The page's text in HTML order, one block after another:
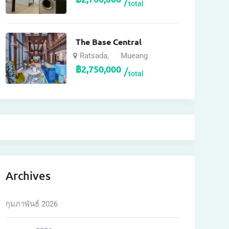
total
The Base Central
Ratsada, Mueang
฿2,750,000 total
Archives
กุมภาพันธ์ 2026